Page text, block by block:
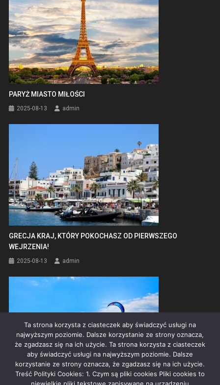
PARYŻ MIASTO MIŁOŚCI
2025-08-13 admin
GRECJA KRAJ, KTÓRY POKOCHASZ OD PIERWSZEGO
WEJRZENIA!
2025-08-13 admin
Ta strona korzysta z ciasteczek aby świadczyć usługi na
najwyższym poziomie. Dalsze korzystanie ze strony oznacza,
że zgadzasz się na ich użycie. Ta strona korzysta z ciasteczek
aby świadczyć usługi na najwyższym poziomie. Dalsze
korzystanie ze strony oznacza, że zgadzasz się na ich użycie.
Treść Polityki Cookies: 1. Czym są pliki cookies Pliki cookies to